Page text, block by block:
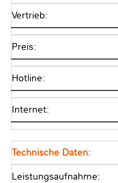
Vertrieb:
Preis:
Hotline:
Internet:
Technische Daten:
Leistungsaufnahme: